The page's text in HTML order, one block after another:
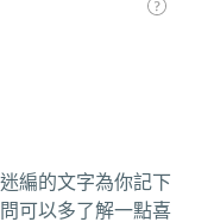
編的文字為你記下
可以多了解一點喜